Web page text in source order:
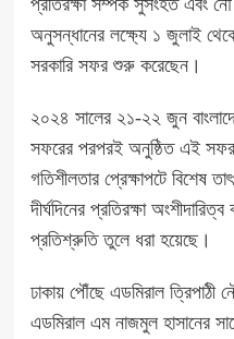
অনুসন্ধানের লক্ষ্যে ১ জুলাই
সরকারি সফর শুরু করেছেন।
২০২৪ সালের ২১-২২ জুন
সফরের পরপরই অনুষ্ঠিত এই সফর
গতিশীলতার প্রেক্ষাপটে বিশেষ
দীর্ঘদিনের প্রতিরক্ষা
প্রতিশ্রুতি তুলে ধরা হয়েছে।
ঢাকায় পৌঁছে এডমিরাল ত্রিপাঠী
এডমিরাল এম নাজমুল হাসানের